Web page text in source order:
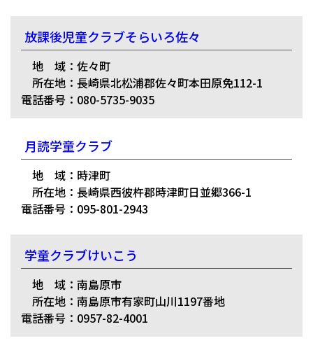
放課後児童クラブそらいろ佐々
地 域：佐々町
所在地：長崎県北松浦郡佐々町本田原免112-1
電話番号：080-5735-9035
月読学童クラブ
地 域：時津町
所在地：長崎県西彼杵郡時津町日並郷366-1
電話番号：095-801-2943
学童クラブけいこう
地 域：南島原市
所在地：南島原市有家町山川1197番地
電話番号：0957-82-4001